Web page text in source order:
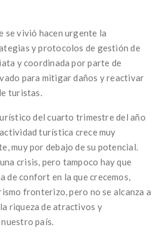
se vivió hacen urgente la
y protocolos de gestión de
y coordinada por parte de
para mitigar daños y reactivar
turistas.
del cuarto trimestre del año
turística crece muy
muy por debajo de su potencial.
crisis, pero tampoco hay que
de confort en la que crecemos,
fronterizo, pero no se alcanza a
riqueza de atractivos y
país.